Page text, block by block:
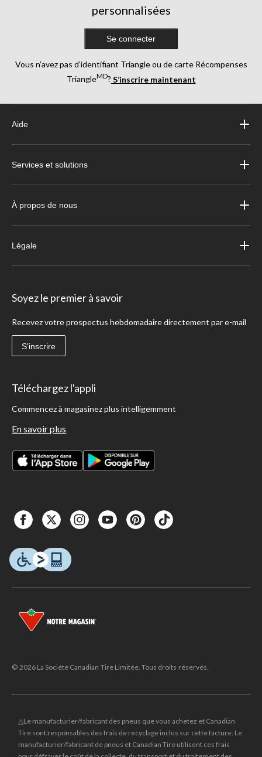
personnalisées
Se connecter
Vous n’avez pas d’identifiant Triangle ou de carte Récompenses
TriangleMD? S’inscrire maintenant
Aide
Services et solutions
À propos de nous
Légale
Soyez le premier à savoir
Recevez votre prospectus hebdomadaire directement par e-mail
S'inscrire
Téléchargez l'appli
Commencez à magasinez plus intelligemment
En savoir plus
© 2026 La Société Canadian Tire Limitée. Tous droits réservés.
△Le manufacturier/fabricant des pneus que vous achetez et Canadian
Tire sont responsables des frais de recyclage inclus sur cette facture. Le
manufacturier/fabricant de pneus et Canadian Tire utilisent ces frais